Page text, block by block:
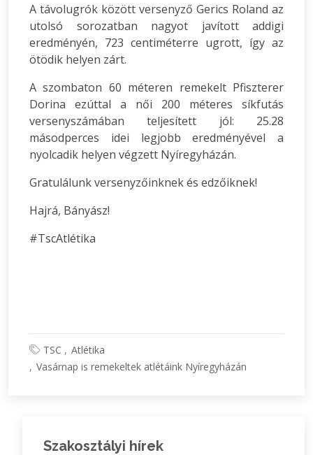
A távolugrók között versenyző Gerics Roland az
utolsó sorozatban nagyot javított addigi
eredményén, 723 centiméterre ugrott, így az
ötödik helyen zárt.
A szombaton 60 méteren remekelt Pfiszterer
Dorina ezúttal a női 200 méteres síkfutás
versenyszámában teljesített jól: 25.28
másodperces idei legjobb eredményével a
nyolcadik helyen végzett Nyíregyházán.
Gratulálunk versenyzőinknek és edzőiknek!
Hajrá, Bányász!
#TscAtlétika
TSC
Atlétika
Vasárnap is remekeltek atlétáink Nyíregyházán
Szakosztályi hírek